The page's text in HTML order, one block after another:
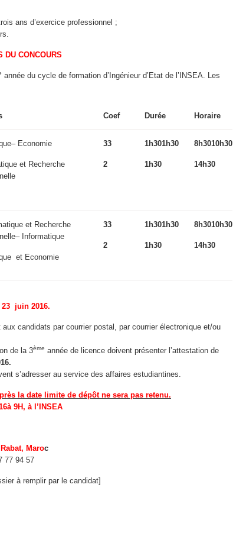
ans d’exercice professionnel ;
DU CONCOURS
année du cycle de formation d’Ingénieur d’Etat de l’INSEA. Les
Coef Durée Horaire
Economie
et Recherche
33
2
1h301h30
1h30
8h3010h30
14h30
et Recherche
Informatique
et Economie
33
2
1h301h30
1h30
8h3010h30
14h30
juin 2016.
candidats par courrier postal, par courrier électronique et/ou
de la 3ème année de licence doivent présenter l’attestation de
s’adresser au service des affaires estudiantines.
la date limite de dépôt ne sera pas retenu.
9H, à l’INSEA
Maroc
77 94 57
à remplir par le candidat]